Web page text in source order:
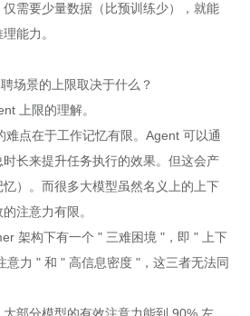
需要少量数据（比预训练少），就能
能力。
场景的上限取决于什么？
上限的理解。
难点在于工作记忆有限。Agent 可以通
长来提升任务执行的效果。但这会产
）。而很多大模型虽然名义上的上下
注意力有限。
架构下有一个 " 三难困境 "，即 " 上下
意力 " 和 " 高信息密度 "，这三者无法同